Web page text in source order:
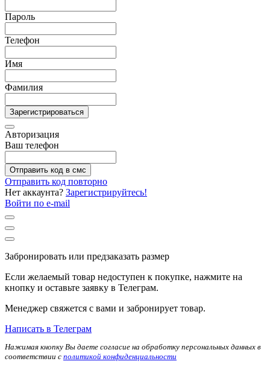
Пароль
Телефон
Имя
Фамилия
Зарегистрироваться
Авторизация
Ваш телефон
Отправить код в смс
Отправить код повторно
Нет аккаунта? Зарегистрируйтесь!
Войти по e-mail
Забронировать или предзаказать размер
Если желаемый товар недоступен к покупке, нажмите на
кнопку и оставьте заявку в Телеграм.
Менеджер свяжется с вами и забронирует товар.
Написать в Телеграм
Нажимая кнопку Вы даете согласие на обработку персональных данных в
соответствии с политикой конфиденциальности